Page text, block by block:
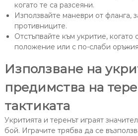
когато те са разсеяни.
Използвайте маневри от фланга,
противниците.
Отстъпвайте към укритие, когато
положение или с по-слаби
Използване на
предимства на
тактиката
Укритията и теренът играят
бой. Играчите трябва да се